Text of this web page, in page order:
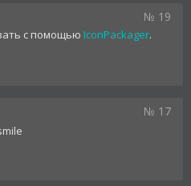
№ 19
с помощью IconPackager.
№ 17